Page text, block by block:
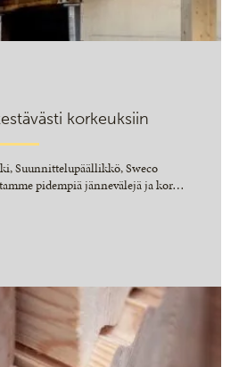
korkeuksiin
Suunnittelupäällikkö, Sweco
pidempiä jännevälejä ja kor…